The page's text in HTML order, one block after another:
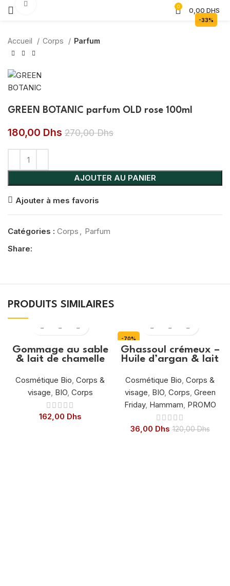
0 0,00 DHS
-33%
Accueil Corps Parfum
GREEN BOTANIC parfum OLD rose 100ml
180,00 Dhs 270,00Dhs
AJOUTER AU PANIER
Ajouter à mes favoris
Catégories : Corps , Parfum
Share:
PRODUITS SIMILAIRES
Gommage au sable
& lait de chamelle
Cosmétique Bio, Corps &
visage, BIO, Corps
162,00 Dhs
-70%
Ghassoul crémeux –
Huile d’argan & lait
-100ml
Cosmétique Bio, Corps &
visage, BIO, Corps, Green
Friday, Hammam, PROMO
36,00 Dhs 120,00Dhs